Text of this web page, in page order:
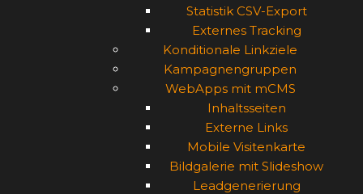
Statistik CSV-Export
Externes Tracking
Konditionale Linkziele
Kampagnengruppen
WebApps mit mCMS
Inhaltsseiten
Externe Links
Mobile Visitenkarte
Bildgalerie mit Slideshow
Leadgenerierung